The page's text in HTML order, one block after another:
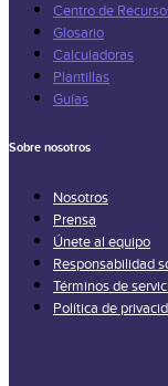
Centro de
Glosario
Calculadoras
Plantillas
Guías
Sobre nosotros
Nosotros
Prensa
Únete al equipo
Responsabilidad
Términos de
Política de